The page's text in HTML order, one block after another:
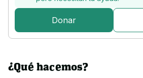
Donar
¿Qué hacemos?